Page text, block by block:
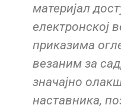
материјал
електронској
приказима
везаним за
значајно
наставника,